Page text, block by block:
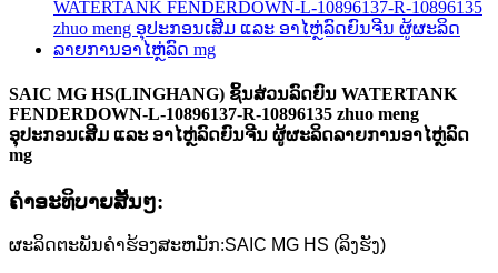
SAIC MG HS(LINGHANG) ຊິ້ນສ່ວນລົດຍົນ WATERTANK
FENDERDOWN-L-10896137-R-10896135 zhuo meng
ອຸປະກອນເສີມ ແລະ ອາໄຫຼ່ລົດຍົນຈີນ ຜູ້ຜະລິດລາຍການອາໄຫຼ່ລົດ
mg
ຄໍາອະທິບາຍສັ້ນໆ:
ຜະລິດຕະພັນຄໍາຮ້ອງສະຫມັກ:SAIC MG HS (ລິງຮັງ)